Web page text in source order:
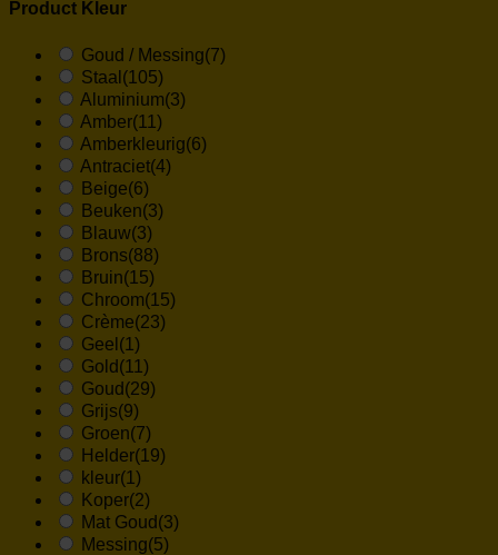
Product Kleur
Goud / Messing(7)
Staal (105)
Aluminium(3)
Amber(11)
Amberkleurig(6)
Antraciet(4)
Beige(6)
Beuken(3)
Blauw(3)
Brons(88)
Bruin(15)
Chroom(15)
Crème(23)
Geel (1)
Gold (11)
Goud (29)
Grijs(9)
Groen(7)
Helder(19)
kleur(1)
Koper(2)
Mat Goud (3)
Messing(5)